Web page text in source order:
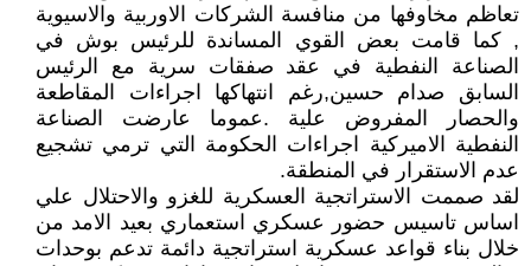
تعاظم مخاوفها من منافسة الشركات الاوربية والاسيوية
, كما قامت بعض القوي المساندة للرئيس بوش في
الصناعة النفطية في عقد صفقات سرية مع الرئيس
السابق صدام حسين,رغم انتهاكها اجراءات المقاطعة
والحصار المفروض علية .عموما عارضت الصناعة
النفطية الاميركية اجراءات الحكومة التي ترمي تشجيع
عدم الاستقرار في المنطقة.
لقد صممت الاستراتجية العسكرية للغزو والاحتلال علي
اساس تاسيس حضور عسكري استعماري بعيد الامد من
خلال بناء قواعد عسكرية استراتجية دائمة تدعم بوحدات